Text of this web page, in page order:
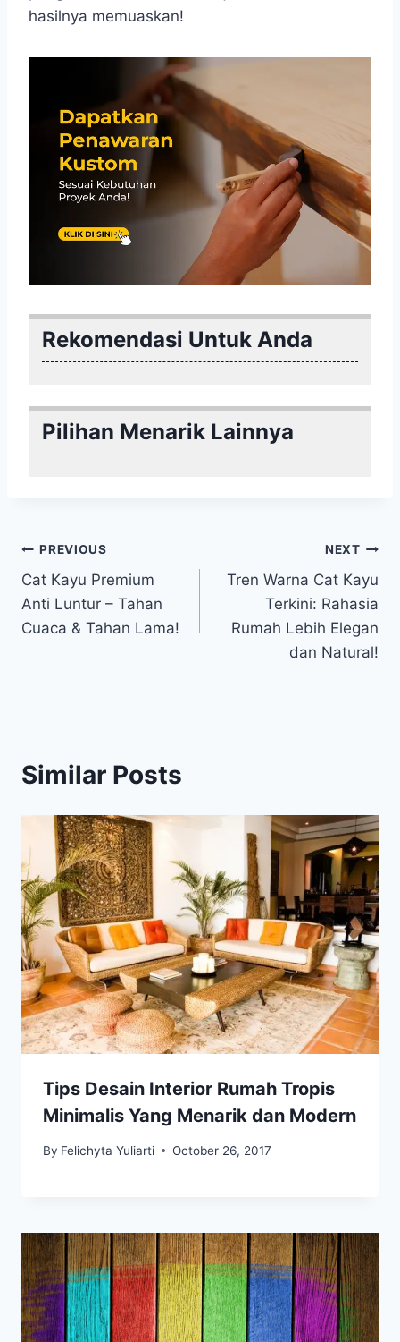
hasilnya memuaskan!
Rekomendasi Untuk Anda
Pilihan Menarik Lainnya
Post
navigation
PREVIOUS
Cat Kayu Premium
Anti Luntur – Tahan
Cuaca & Tahan Lama!
NEXT
Tren Warna Cat Kayu
Terkini: Rahasia
Rumah Lebih Elegan
dan Natural!
Similar Posts
Tips Desain Interior Rumah Tropis
Minimalis Yang Menarik dan Modern
By Felichyta Yuliarti October 26, 2017